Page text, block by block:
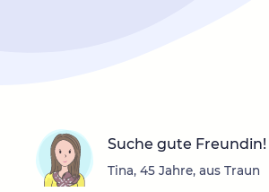
Suche gute Freundin!
Tina, 45 Jahre, aus Traun